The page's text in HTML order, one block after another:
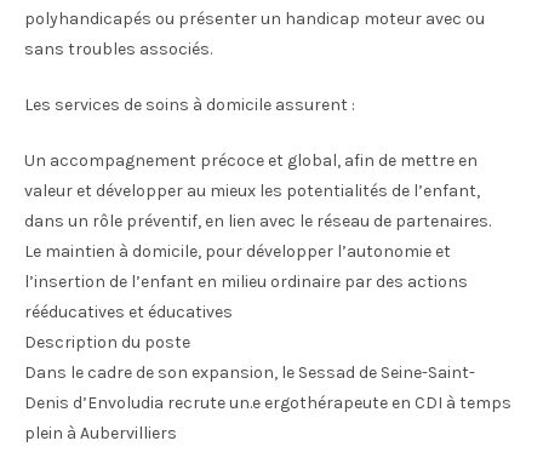
polyhandicapés ou présenter un handicap moteur avec ou
sans troubles associés.
Les services de soins à domicile assurent :
Un accompagnement précoce et global, afin de mettre en
valeur et développer au mieux les potentialités de l’enfant,
dans un rôle préventif, en lien avec le réseau de partenaires.
Le maintien à domicile, pour développer l’autonomie et
l’insertion de l’enfant en milieu ordinaire par des actions
rééducatives et éducatives
Description du poste
Dans le cadre de son expansion, le Sessad de Seine-Saint-
Denis d’Envoludia recrute un.e ergothérapeute en CDI à temps
plein à Aubervilliers